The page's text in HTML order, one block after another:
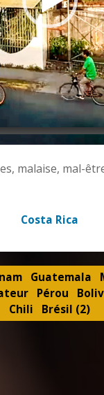
mal-
Costa Rica
Guatemala
Pérou
Chili
Brésil (2)